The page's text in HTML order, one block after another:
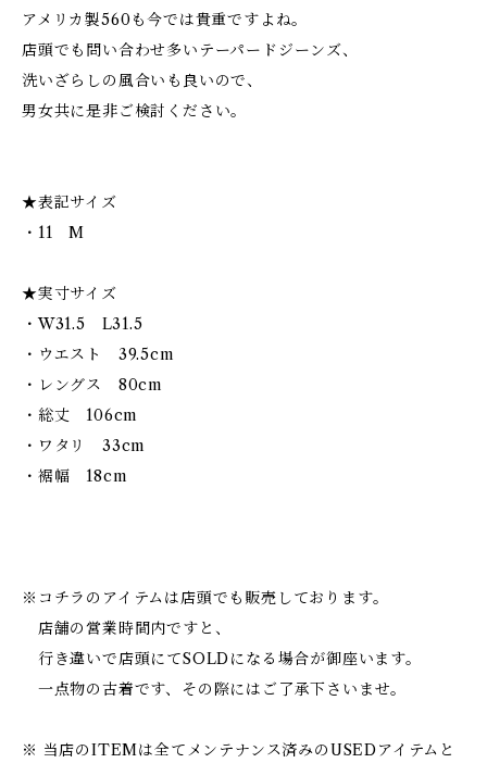
アメリカ製560も今では貴重ですよね。
店頭でも問い合わせ多いテーパードジーンズ、
洗いざらしの風合いも良いので、
男女共に是非ご検討ください。
★表記サイズ
・11 M
★実寸サイズ
・W31.5 L31.5
・ウエスト 39.5cm
・レングス 80cm
・総丈 106cm
・ワタリ 33cm
・裾幅 18cm
※コチラのアイテムは店頭でも販売しております。
店舗の営業時間内ですと、
行き違いで店頭にてSOLDになる場合が御座います。
一点物の古着です、その際にはご了承下さいませ。
※ 当店のITEMは全てメンテナンス済みのUSEDアイテムと